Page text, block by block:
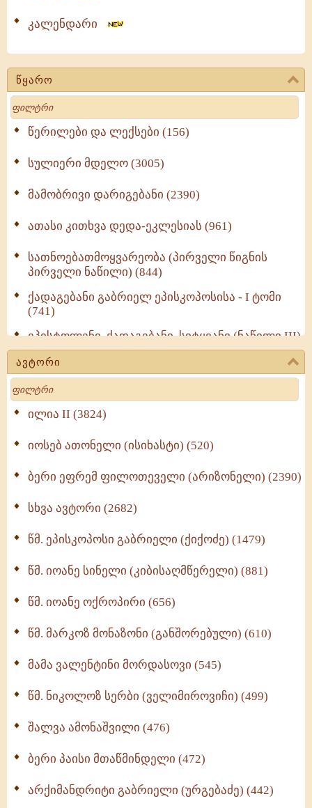
კალენდარი
წყარო
Search
წერილები და ლექსები (156)
სულიერი მდელო (3005)
მამობრივი დარიგებანი (2390)
ათასი კითხვა დედა-ეკლესიას (961)
სათნოებათმოყვარეობა (პირველი წიგნის
პირველი ნაწილი) (844)
ქადაგებანი გაბრიელ ეპისკოპოსისა - I ტომი
(741)
ეპისტოლენი, ქადაგებანი, სიტყვანი (ნაწილი III)
(723)
მოძღვრის ძალზე სასარგებლო რჩევები
მრევლისათვის (545)
Wisdomge (514)
ქადაგებანი გაბრიელ ეპისკოპოსისა - II ტომი
სულიერი ცხოვრების სახელმძღვანელო -
ნაწილი II (369)
ავტორი
Search
ილია II (3824)
იოსებ ათონელი (ისიხასტი) (520)
ბერი ეფრემ ფილოთეველი (არიზონელი) (2390)
სხვა ავტორი (2682)
წმ. ეპისკოპოსი გაბრიელი (ქიქოძე) (1479)
წმ. იოანე სინელი (კიბისაღმწერელი) (881)
წმ. იოანე ოქროპირი (656)
წმ. მარკოზ მონაზონი (განშორებული) (610)
მამა ვალენტინი მორდასოვი (545)
წმ. ნიკოლოზ სერბი (ველიმიროვიჩი) (499)
შალვა ამონაშვილი (476)
ბერი პაისი მთაწმინდელი (472)
არქიმანდრიტი გაბრიელი (ურგებაძე) (442)